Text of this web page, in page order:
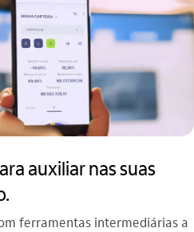
auxiliar nas suas
ferramentas intermediárias a